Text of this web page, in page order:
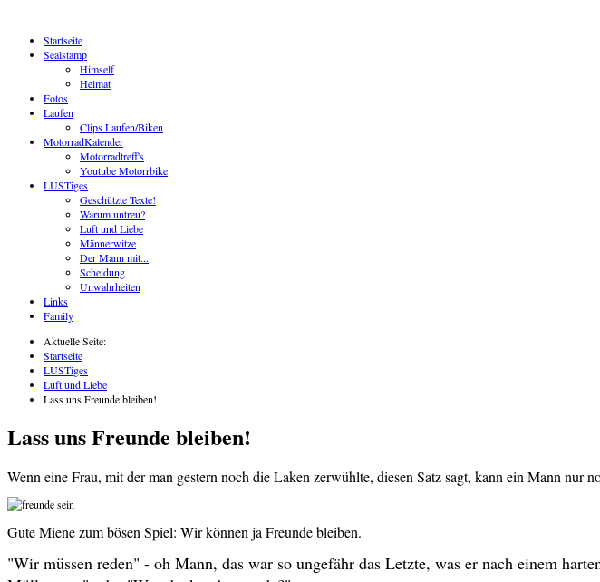
Startseite
Sealstamp
Himself
Heimat
Fotos
Laufen
Clips Laufen/Biken
MotorradKalender
Motorradtreff's
Youtube Motorrbike
LUSTiges
Geschützte Texte!
Warum untreu?
Luft und Liebe
Männerwitze
Der Mann mit...
Scheidung
Unwahrheiten
Links
Family
Aktuelle Seite:
Startseite
LUSTiges
Luft und Liebe
Lass uns Freunde bleiben!
Lass uns Freunde bleiben!
Wenn eine Frau, mit der man gestern noch die Laken zerwühlte, diesen Satz sagt, kann ein Mann nur
Gute Miene zum bösen Spiel: Wir können ja Freunde bleiben.
"Wir müssen reden" - oh Mann, das war so ungefähr das Letzte, was er nach einem